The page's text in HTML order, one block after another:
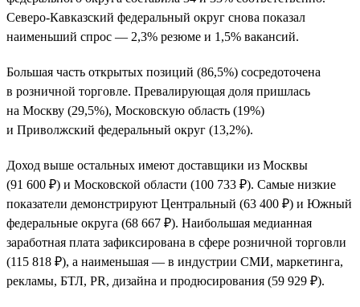
Северо-Кавказский федеральный округ снова показал
наименьший спрос — 2,3% резюме и 1,5% вакансий.
Большая часть открытых позиций (86,5%) сосредоточена
в розничной торговле. Превалирующая доля пришлась
на Москву (29,5%), Московскую область (19%)
и Приволжский федеральный округ (13,2%).
Доход выше остальных имеют доставщики из Москвы
(91 600 ₽) и Московской области (100 733 ₽). Самые низкие
показатели демонстрируют Центральный (63 400 ₽) и Южный
федеральные округа (68 667 ₽). Наибольшая медианная
заработная плата зафиксирована в сфере розничной торговли
(115 818 ₽), а наименьшая — в индустрии СМИ, маркетинга,
рекламы, БТЛ, PR, дизайна и продюсирования (59 929 ₽).